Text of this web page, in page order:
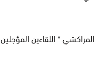
* اللقاءين المؤجلين